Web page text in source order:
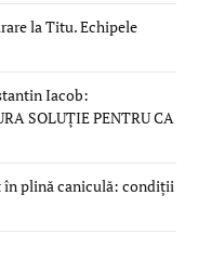
la Titu. Echipele
Iacob:
SOLUȚIE PENTRU CA
în plină caniculă: condiții